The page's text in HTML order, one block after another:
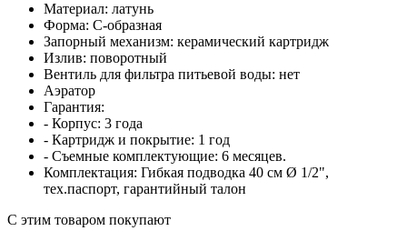
Материал: латунь
Форма: С-образная
Запорный механизм: керамический картридж
Излив: поворотный
Вентиль для фильтра питьевой воды: нет
Аэратор
Гарантия:
- Корпус: 3 года
- Картридж и покрытие: 1 год
- Съемные комплектующие: 6 месяцев.
Комплектация: Гибкая подводка 40 см Ø 1/2",
тех.паспорт, гарантийный талон
С этим товаром покупают